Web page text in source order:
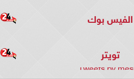
الفيس بوك
تويتر
Tweets by